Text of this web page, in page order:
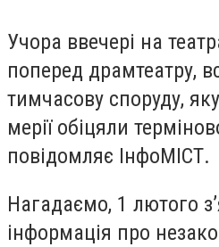
Учора ввечері на
поперед драмтеатру,
тимчасову споруду,
мерії обіцяли
повідомляє ІнфоМІСТ.
Нагадаємо, 1 лютого
інформація про